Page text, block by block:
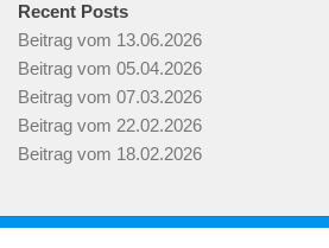
Recent Posts
Beitrag vom 13.06.2026
Beitrag vom 05.04.2026
Beitrag vom 07.03.2026
Beitrag vom 22.02.2026
Beitrag vom 18.02.2026